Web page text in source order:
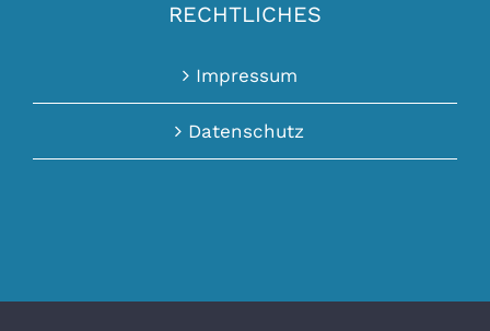
RECHTLICHES
Impressum
Datenschutz